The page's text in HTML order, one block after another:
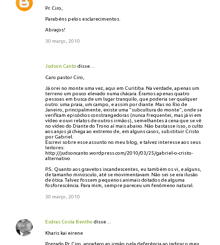
Pr. Ciro,
Parabéns pelos esclarecimentos.
Abraços!
30 março, 2010
Judson Canto disse…
Caro pastor Ciro,
Já orei no monte uma vez, aqui em Curitiba. Na verdade, apenas um
terreno um pouco elevado numa chácara. Éramos apenas quatro
pessoas em busca de um lugar tranquilo, que poderia ser qualquer
outro: uma praia, um campo, e assim por diante. Mas no Rio de
Janeiro, principalmente, existe uma "subcultura do monte", onde se
verificam episódios constrangedoras (nunca frequentei, mas já vi em
vídeo e ouvi relatos de outros irmãos), semelhantes à cena que se vê
no vídeo do Diante do Trono aí mais abaixo. Não bastasse isso, o culto
aos anjos já chega ao extremo de, em alguns casos, substituir Cristo
por Gabriel.
Escrevi sobre esse assunto no meu blog, e talvez interesse aos seus
leitores:
http://judsoncanto.wordpress.com/2010/03/25/gabriel-o-cristo-
alternativo
P.S.: Quanto aos gravetos incandescentes, eu também os vi, e alguns,
de tamanho minúsculo, até se movimentavam. Não sei se era ilusão
de ótica. Talvez fossem pequenos animais dotados de alguma
fosforescência. Para mim, sempre pareceu um fenômeno natural.
30 março, 2010
Esdras Costa Bentho disse…
Kharis kai eirene
Prezado Pr. Ciro, agradeço ao irmão pela deferência ao indicar o meu